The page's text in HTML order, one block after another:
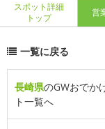
スポット詳細
トップ
営
一覧に戻る
長崎県のGWおでか
ト一覧へ